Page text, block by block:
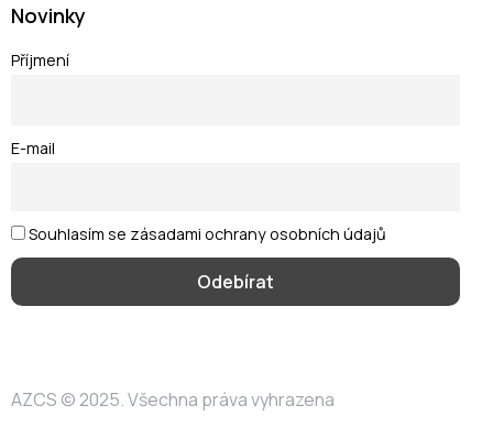
Novinky
Příjmení
E-mail
Souhlasím se zásadami ochrany osobních údajů
AZCS © 2025. Všechna práva vyhrazena